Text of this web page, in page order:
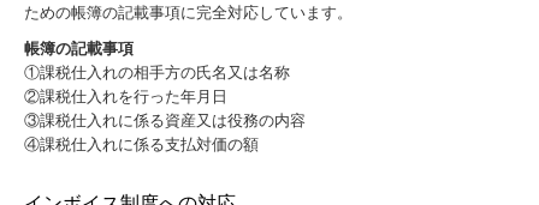
ための帳簿の記載事項に完全対応しています。
帳簿の記載事項
①課税仕入れの相手方の氏名又は名称
②課税仕入れを行った年月日
③課税仕入れに係る資産又は役務の内容
④課税仕入れに係る支払対価の額